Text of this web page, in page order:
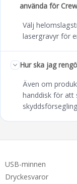
använda för
Välj
lasergravyr för
Hur ska jag
Även om
handdisk för att
USB-minnen
Dryckesvaror